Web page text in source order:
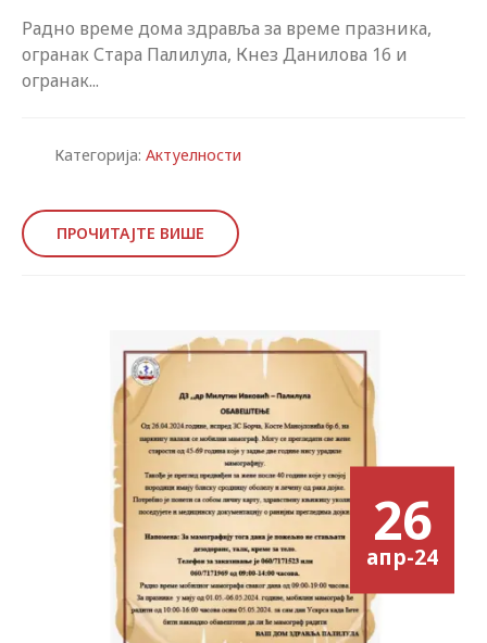
Радно време дома здравља за време празника,
огранак Стара Палилула, Кнез Данилова 16 и
огранак...
Категорија: Актуелности
ПРОЧИТАЈТЕ ВИШЕ
26
апр-24